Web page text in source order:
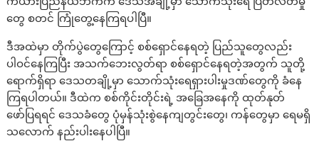
တွေ စတင် ကြုံတွေ့နေကြရပါပြီ။
ဒီအထဲမှာ တိုက်ပွဲတွေကြောင့် စစ်ရှောင်နေရတဲ့ ပြည်သူတွေလည်း
ပါဝင်နေကြပြီး အသက်ဘေးလွတ်ရာ စစ်ရှောင်နေရတဲ့အတွက် သူတို့
ရောက်ရှိရာ ဒေသတချို့မှာ သောက်သုံးရေရှားပါးမှုဒဏ်တွေကို ခံနေ
ကြရပါတယ်။ ဒီထဲက စစ်ကိုင်းတိုင်းရဲ့ အခြေအနေကို ထုတ်နုတ်
ဖော်ပြရရင် ဒေသခံတွေ ပုံမှန်သုံးစွဲနေကျတွင်းတွေ၊ ကန်တွေမှာ ရေမရှိ
သလောက် နည်းပါးနေပါပြီ။